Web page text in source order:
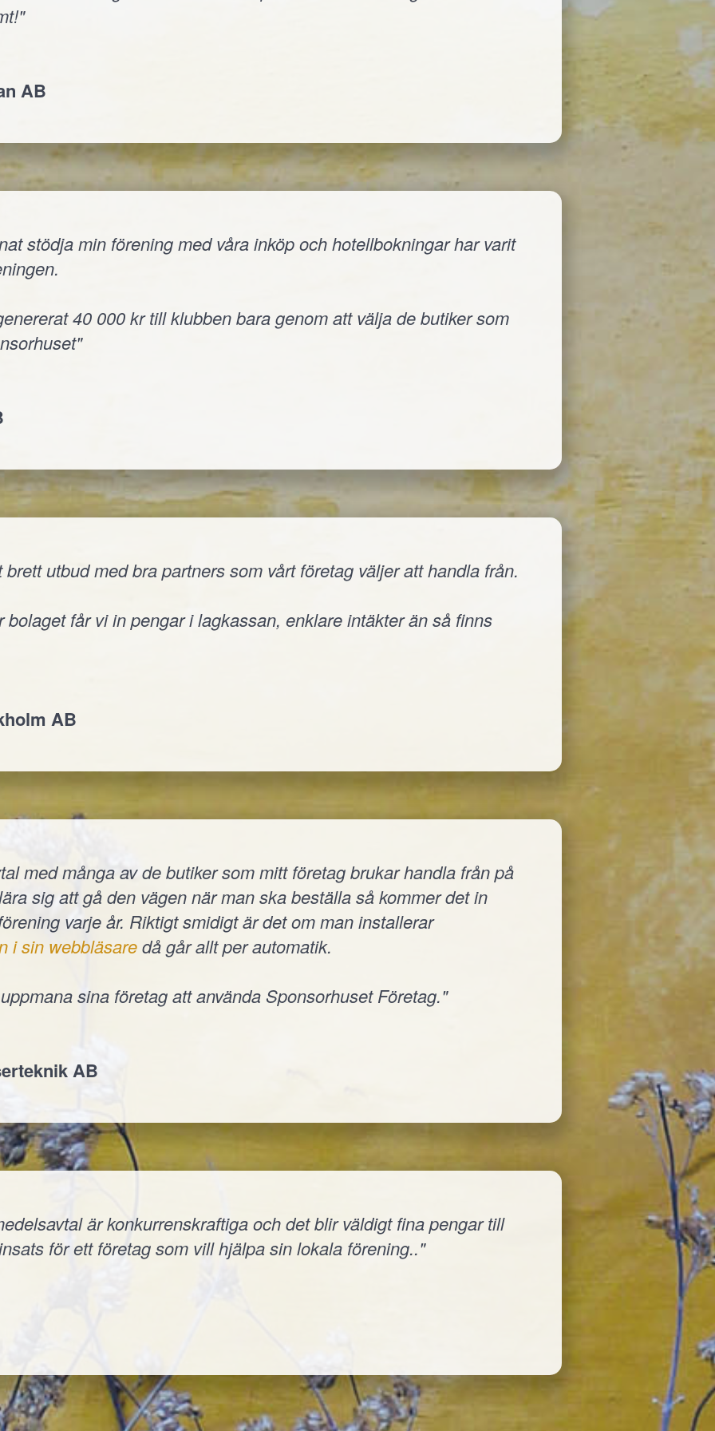
AB
stödja min förening med våra inköp och hotellbokningar har varit
40 000 kr till klubben bara genom att välja de butiker som
utbud med bra partners som vårt företag väljer att handla från.
bolaget får vi in pengar i lagkassan, enklare intäkter än så finns
AB
med många av de butiker som mitt företag brukar handla från på
sig att gå den vägen när man ska beställa så kommer det in
varje år. Riktigt smidigt är det om man installerar
i sin webbläsaredå går allt per automatik.
sina företag att använda Sponsorhuset Företag."
AB
är konkurrenskraftiga och det blir väldigt fina pengar till
för ett företag som vill hjälpa sin lokala förening.."